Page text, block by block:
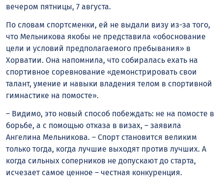
вечером пятницы, 7 августа.
По словам спортсменки, ей не выдали визу из-за того,
что Мельникова якобы не представила «обоснование
цели и условий предполагаемого пребывания» в
Хорватии. Она напомнила, что собиралась ехать на
спортивное соревнование «демонстрировать свои
талант, умение и навыки владения телом в спортивной
гимнастике на помосте».
– Видимо, это новый способ побеждать: не на помосте в
борьбе, а с помощью отказа в визах, – заявила
Ангелина Мельникова. – Спорт становится великим
только тогда, когда лучшие выходят против лучших. А
когда сильных соперников не допускают до старта,
исчезает самое ценное – честная конкуренция.